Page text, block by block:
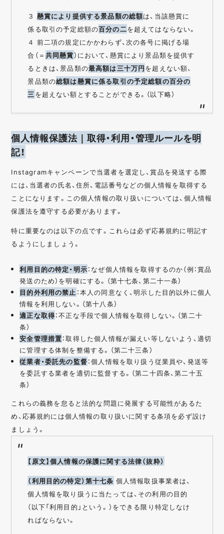
３ 懸賞により提供する景品類の総額は、当該懸賞に
係る取引の予定総額の百分の二を超えてはならない。
４ 前二項の規定にかかわらず、次の各号に掲げる場
合（＝ 共同懸賞）において、懸賞により景品類を提供す
るときは、景品類の最高額は三十万円を超えない額、
景品類の総額は懸賞に係る取引の予定総額の百分の
三を超えない額とすることができる。（以下略）
個人情報保護法｜取得・利用・管理ルールを明
記！
Instagramキャンペーンで当選者を選定し、賞品を発送する際
には、当選者の氏名、住所、電話番号などの個人情報を取得する
ことになります。この個人情報の取り扱いについては、個人情報
保護法を遵守する必要があります。
特に重要なのは以下の点です。これらは必ず応募規約に明記す
るようにしましょう。
利用目的の特定・明示：なぜ個人情報を取得するのか（例：賞品
発送のため）を明確にする。（第十七条、第二十一条）
目的外利用の禁止 ：本人の同意なく、明示した目的以外に個人
情報を利用しない。（第十八条）
適正な取得：不正な手段で個人情報を取得しない。（第二十
条）
安全管理措置：取得した個人情報が漏えい等しないよう、適切
に管理する体制を整備する。（第二十三条）
従業者・委託先の監督：個人情報を取り扱う従業員や、発送等
を委託する業者を適切に監督する。（第二十四条、第二十五
条）
これらの義務を怠ると法的な問題に発展する可能性があるた
め、応募規約には個人情報の取り扱いに関する条項を必ず設け
ましょう。
【原文】個人情報の保護に関する法律（抜粋）
（利用目的の特定）第十七条 個人情報取扱事業者は、
個人情報を取り扱うに当たっては、その利用の目的
（以下「利用目的」という。）をできる限り特定しなけ
ればならない。